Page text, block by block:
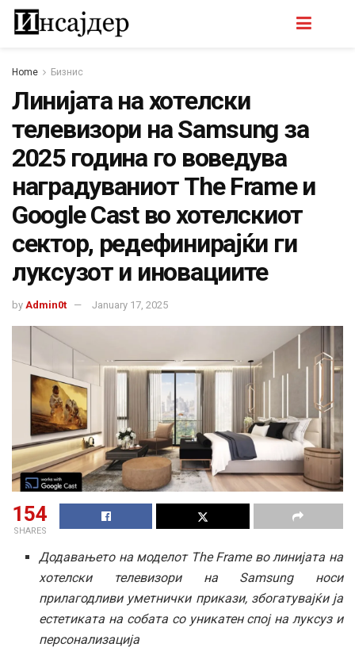
Home Бизнис
Линијата на хотелски
телевизори на Samsung за
2025 година го воведува
наградуваниот The Frame и
Google Cast во хотелскиот
сектор, редефинирајќи ги
луксузот и иновациите
by Admin0t January 17, 2025
154
SHARES
Додавањето на моделот The Frame во линијата на
хотелски телевизори на Samsung носи
прилагодливи уметнички прикази, збогатувајќи ја
естетиката на собатасо уникатен спој на луксуз и
персонализација